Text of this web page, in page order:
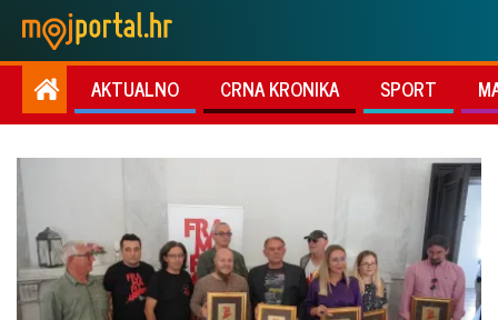
AKTUALNO CRNA KRONIKA SPORT